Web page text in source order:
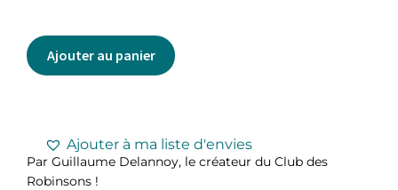
Ajouter au panier
Ajouter à ma liste d'envies
Par Guillaume Delannoy, le créateur du Club des
Robinsons !